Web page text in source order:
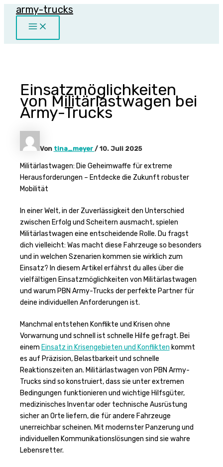
Zum
springen
army-trucks
Main
Einsatzmöglichkeiten
von Militärlastwagen bei
Army-Trucks
Von tina_meyer / 10. Juli 2025
Militärlastwagen: Die Geheimwaffe für extreme
Herausforderungen – Entdecke die Zukunft robuster
Mobilität
In einer Welt, in der Zuverlässigkeit den Unterschied
zwischen Erfolg und Scheitern ausmacht, spielen
Militärlastwagen eine entscheidende Rolle. Du fragst
dich vielleicht: Was macht diese Fahrzeuge so besonders
und in welchen Szenarien kommen sie wirklich zum
Einsatz? In diesem Artikel erfährst du alles über die
vielfältigen Einsatzmöglichkeiten von Militärlastwagen
und warum PBN Army-Trucks der perfekte Partner für
deine individuellen Anforderungen ist.
Manchmal entstehen Konflikte und Krisen ohne
Vorwarnung und schnell ist schnelle Hilfe gefragt. Bei
einem Einsatz in Krisengebieten und Konflikten kommt
es auf Präzision, Belastbarkeit und schnelle
Reaktionszeiten an. Militärlastwagen von PBN Army-
Trucks sind so konstruiert, dass sie unter extremen
Bedingungen funktionieren und wichtige Hilfsgüter,
medizinisches Inventar oder technische Ausrüstung
sicher an Orte liefern, die für andere Fahrzeuge
unerreichbar scheinen. Mit modernster Panzerung und
individuellen Kommunikationslösungen sind sie wahre
Lebensretter.